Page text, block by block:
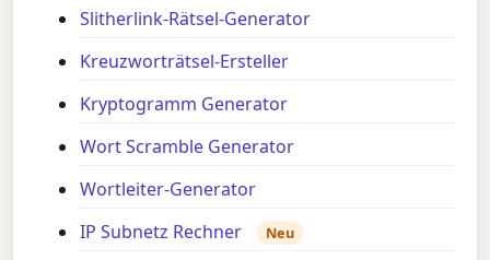
Slitherlink-Rätsel-Generator
Kreuzworträtsel-Ersteller
Kryptogramm Generator
Wort Scramble Generator
Wortleiter-Generator
IP Subnetz Rechner
Neu